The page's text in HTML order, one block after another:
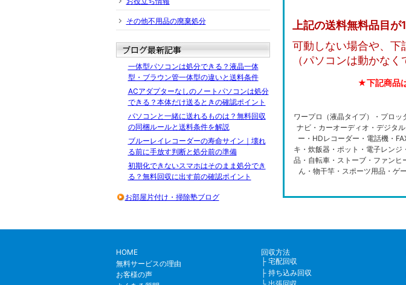
上記の送料無料品目
可動しない場合や、下
（パソコンは動かなく
★下記商品
ワープロ（液晶タイプ）・プロ
ナビ・カーオーディオ・デジタ
ー・HDレコーダー・電話機・
キ・炊飯器・ポット・電子レン
品・自転車・ストーブ・ファン
ん・物干竿・スポーツ用品・ゲ
その他不用品の廃棄処分
一体型パソコンは処分できる？液晶一体
型・ブラウン管一体型の違いと送料条件
ACアダプターなしのノートパソコンは処分
できる？本体だけ送るときの確認ポイント
パソコンと一緒に送れるものは？無料回収
の同梱ルールと送料条件を解説
ブルーレイレコーダーの寿命サイン｜壊れ
る前に手放す判断と処分前の準備
初期化できないスマホはそのまま処分でき
る？無料回収に出す前の確認ポイント
お部屋片付け・掃除塾ブログ
HOME
無料サービスの理由
お客様の声
回収方法
宅配回収
持ち込み回収